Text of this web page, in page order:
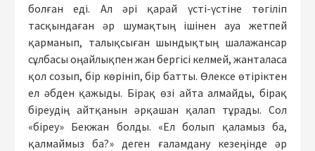
болған еді. Ал әрі қарай үсті-үстіне төгіліп
тасқындаған әр шумақтың ішінен ауа жетпей
қарманып, талықсыған шындықтың шалажансар
сұлбасы оңайлықпен жан бергісі келмей, жанталаса
қол созып, бір көрініп, бір батты. Өлексе өтіріктен
ел әбден қажыды. Бірақ өзі айта алмайды, бірақ
біреудің айтқанын әрқашан қалап тұрады. Сол
«біреу» Бекжан болды. «Ел болып қаламыз ба,
қалмаймыз ба?» деген ғаламдану кезеңінде әр